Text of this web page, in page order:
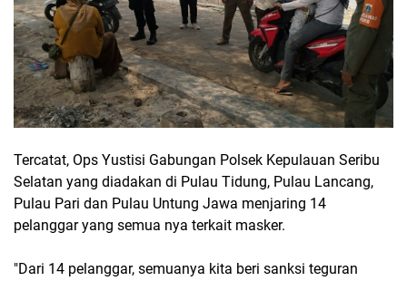
Tercatat, Ops Yustisi Gabungan Polsek Kepulauan Seribu
Selatan yang diadakan di Pulau Tidung, Pulau Lancang,
Pulau Pari dan Pulau Untung Jawa menjaring 14
pelanggar yang semua nya terkait masker.
"Dari 14 pelanggar, semuanya kita beri sanksi teguran